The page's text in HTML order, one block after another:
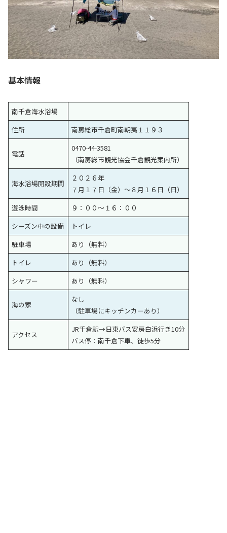
基本情報
南千倉海水浴場
住所
南房総市千倉町南朝夷１１９３
電話
0470-44-3581
（南房総市観光協会千倉観光案内所）
海水浴場開設期間
２０２６年
７月１７日（金）～８月１６日（日）
遊泳時間
９：００〜１６：００
シーズン中の設備
トイレ
駐車場
あり（無料）
トイレ
あり（無料）
シャワー
あり（無料）
海の家
なし
（駐車場にキッチンカーあり）
アクセス
JR千倉駅→日東バス安房白浜行き10分
バス停：南千倉下車、徒歩5分